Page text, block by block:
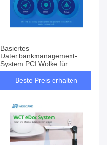
Basiertes
Datenbankmanagement-
System PCI Wolke für
Anwendungs-Aktualisierung
Beste Preis erhalten